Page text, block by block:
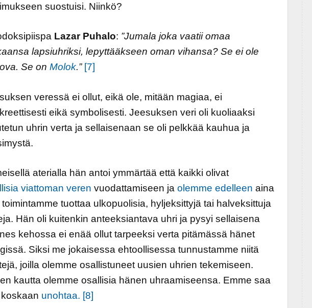
suostuisi. Niinkö?
Lazar Puhalo: ”Jumala joka vaatii omaa
lapsiuhriksi, lepyttääkseen oman vihansa? Se ei ole
Se on Molok.” [7]
veressä ei ollut, eikä ole, mitään magiaa, ei
eikä symbolisesti. Jeesuksen veri oli kuoliaaksi
uhrin verta ja sellaisenaan se oli pelkkää kauhua ja
aterialla hän antoi ymmärtää että kaikki olivat
viattoman veren vuodattamiseen ja olemme edelleen aina
toimintamme tuottaa ulkopuolisia, hyljeksittyjä tai halveksittuja
Hän oli kuitenkin anteeksiantava uhri ja pysyi sellaisena
kehossa ei enää ollut tarpeeksi verta pitämässä hänet
Siksi me jokaisessa ehtoollisessa tunnustamme niitä
joilla olemme osallistuneet uusien uhrien tekemiseen.
kautta olemme osallisia hänen uhraamiseensa. Emme saa
unohtaa. [8]